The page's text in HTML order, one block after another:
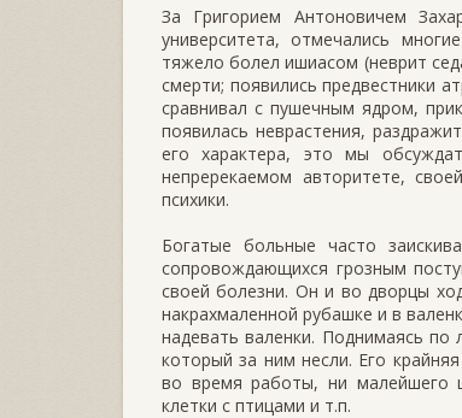
За Григорием Антоновичем
университета, отмечались
тяжело болел ишиасом (неврит
смерти; появились предвестники
сравнивал с пушечным ядром,
появилась неврастения,
его характера, это мы
непререкаемом авторитете,
психики.
Богатые больные часто
сопровождающихся грозным
своей болезни. Он и во дворцы
накрахмаленной рубашке и в
надевать валенки. Поднимаясь
который за ним несли. Его
во время работы, ни малейшего
клетки с птицами и т.п.